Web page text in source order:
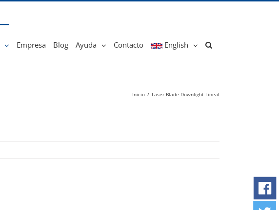
Empresa Blog Ayuda Contacto English
Inicio / Laser Blade Downlight Lineal